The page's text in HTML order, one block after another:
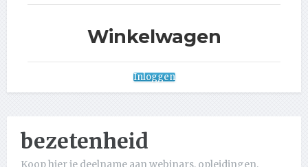
Winkelwagen
Inloggen
bezetenheid
Koop hier je deelname aan webinars, opleidingen,